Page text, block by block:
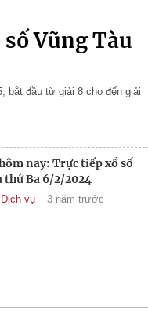
Vũng Tàu
bắt đầu từ giải 8 cho đến giải
nay: Trực tiếp xổ số
thứ Ba 6/2/2024
vụ 3 năm trước